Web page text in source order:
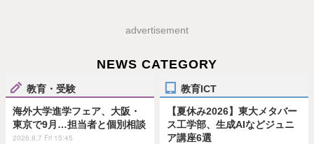
advertisement
NEWS CATEGORY
教育・受験
海外大学進学フェア、大阪・
東京で9月…担当者と個別相談
2026.8.7 Fri 15:45
教育ICT
【夏休み2026】東大メタバー
ス工学部、生成AIなどジュニ
ア講座6選